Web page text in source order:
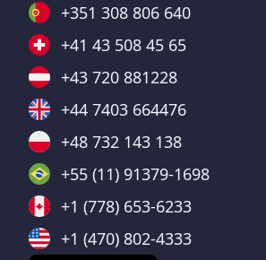
+351 308 806 640
+41 43 508 45 65
+43 720 881228
+44 7403 664476
+48 732 143 138
+55 (11) 91379-1698
+1 (778) 653-6233
+1 (470) 802-4333